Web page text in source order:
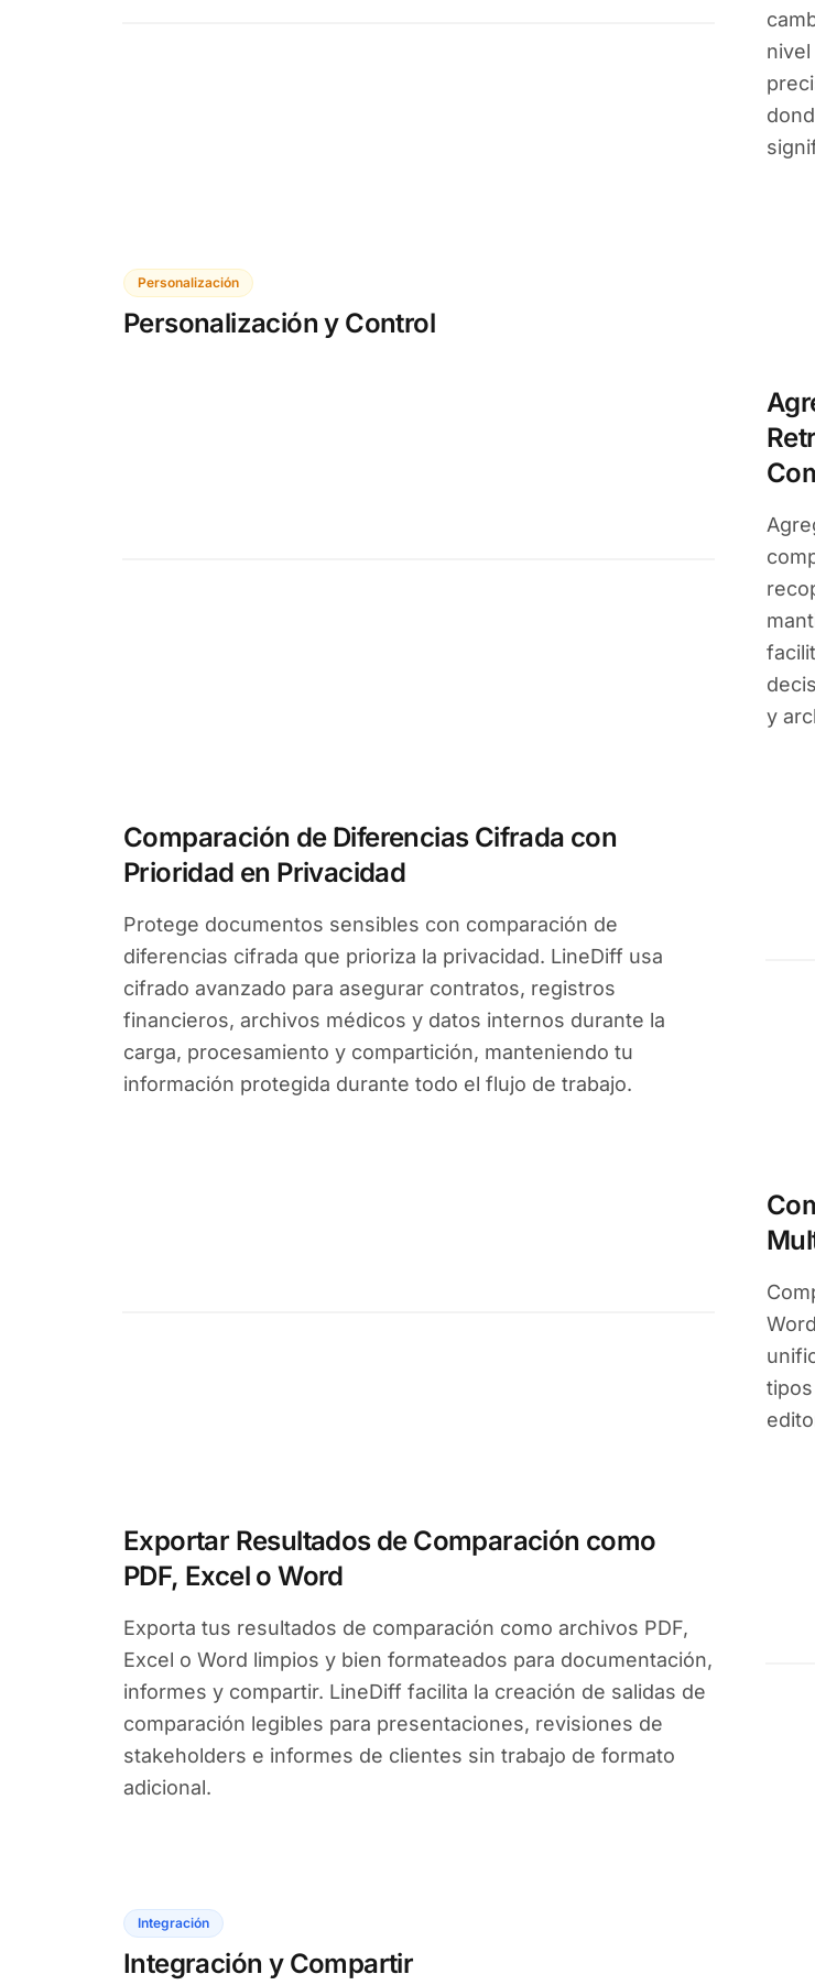
Personalización
Personalización y Control
y
Comparación de Diferencias Cifrada con
Prioridad en Privacidad
Protege documentos sensibles con comparación de
diferencias cifrada que prioriza la privacidad. LineDiff usa
cifrado avanzado para asegurar contratos, registros
financieros, archivos médicos y datos internos durante la
carga, procesamiento y compartición, manteniendo tu
información protegida durante todo el flujo de trabajo.
Exportar Resultados de Comparación como
PDF, Excel o Word
Exporta tus resultados de comparación como archivos PDF,
Excel o Word limpios y bien formateados para documentación,
informes y compartir. LineDiff facilita la creación de salidas de
comparación legibles para presentaciones, revisiones de
stakeholders e informes de clientes sin trabajo de formato
adicional.
Integración
Integración y Compartir